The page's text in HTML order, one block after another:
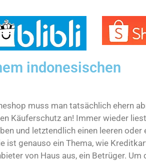
indonesischen
muss man tatsächlich ehern
Käuferschutz an! Immer wieder
und letztendlich einen leeren oder
genauso ein Thema, wie
von Haus aus, ein Betrüger. Um